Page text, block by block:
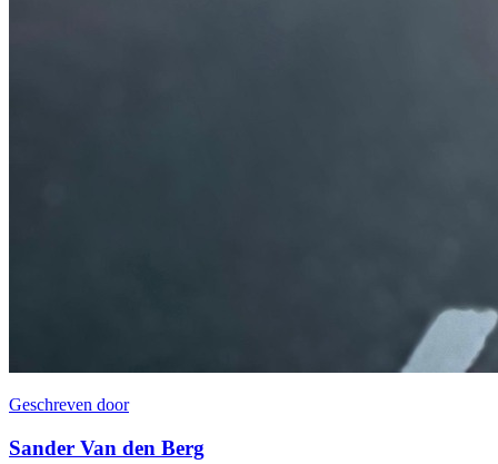
Geschreven door
Sander Van den Berg